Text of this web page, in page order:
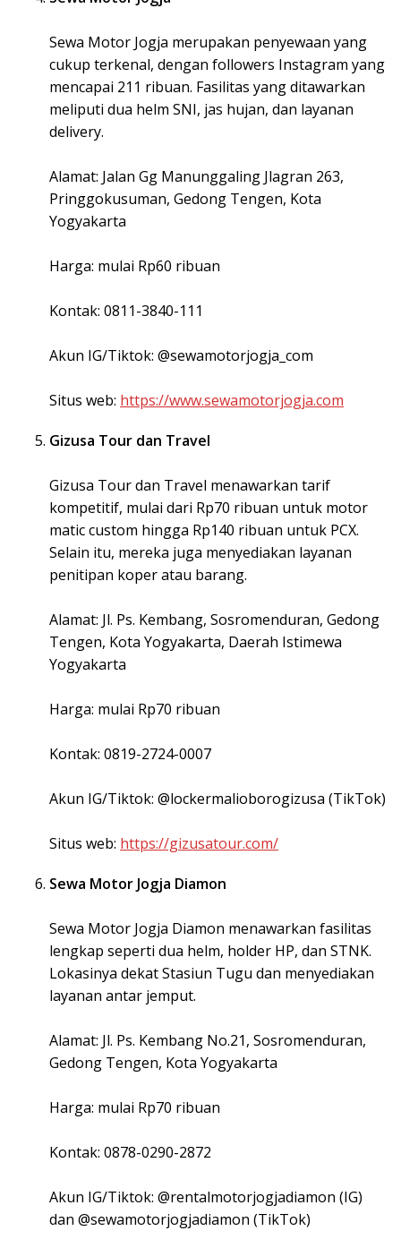
Sewa Motor Jogja merupakan penyewaan yang
cukup terkenal, dengan followers Instagram yang
mencapai 211 ribuan. Fasilitas yang ditawarkan
meliputi dua helm SNI, jas hujan, dan layanan
delivery.
Alamat: Jalan Gg Manunggaling Jlagran 263,
Pringgokusuman, Gedong Tengen, Kota
Yogyakarta
Harga: mulai Rp60 ribuan
Kontak: 0811-3840-111
Akun IG/Tiktok: @sewamotorjogja_com
Situs web: https://www.sewamotorjogja.com
Gizusa Tour dan Travel
Gizusa Tour dan Travel menawarkan tarif
kompetitif, mulai dari Rp70 ribuan untuk motor
matic custom hingga Rp140 ribuan untuk PCX.
Selain itu, mereka juga menyediakan layanan
penitipan koper atau barang.
Alamat: Jl. Ps. Kembang, Sosromenduran, Gedong
Tengen, Kota Yogyakarta, Daerah Istimewa
Yogyakarta
Harga: mulai Rp70 ribuan
Kontak: 0819-2724-0007
Akun IG/Tiktok: @lockermalioborogizusa (TikTok)
Situs web: https://gizusatour.com/
Sewa Motor Jogja Diamon
Sewa Motor Jogja Diamon menawarkan fasilitas
lengkap seperti dua helm, holder HP, dan STNK.
Lokasinya dekat Stasiun Tugu dan menyediakan
layanan antar jemput.
Alamat: Jl. Ps. Kembang No.21, Sosromenduran,
Gedong Tengen, Kota Yogyakarta
Harga: mulai Rp70 ribuan
Kontak: 0878-0290-2872
Akun IG/Tiktok: @rentalmotorjogjadiamon (IG)
dan @sewamotorjogjadiamon (TikTok)